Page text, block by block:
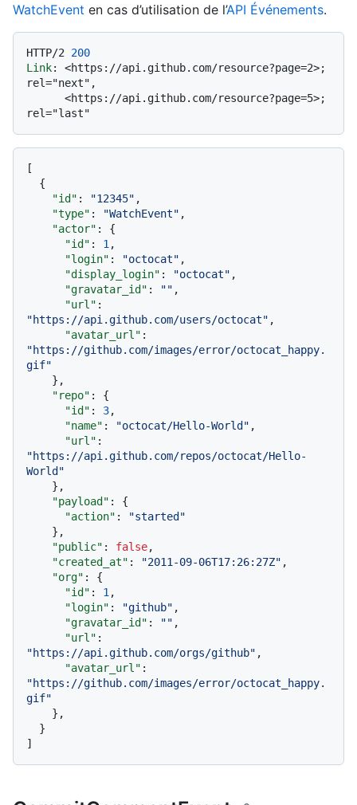
WatchEvent en cas d’utilisation de l’API Événements.
HTTP/2
200
Link: <https://api.github.com/resource?page=2>;
rel="next",
[
{
"id" : "12345" ,
"type" : "WatchEvent" ,
"actor" :
{
"id" : 1 ,
"login" : "octocat" ,
"display_login" : "octocat" ,
"gravatar_id" : "" ,
"url" :
"https://api.github.com/users/octocat" ,
"avatar_url" :
"https://github.com/images/error/octocat_happy.
gif"
} ,
"repo" :
{
"id" : 3,
"name" : "octocat/Hello-World" ,
"url" :
"https://api.github.com/repos/octocat/Hello-
World"
} ,
"payload" :
{
"action" :
"started"
} ,
"public" : false,
"created_at" : "2011-09-06T17:26:27Z" ,
"org" :
{
"id" : 1 ,
"login" : "github" ,
"gravatar_id" : "" ,
"url" :
"https://api.github.com/orgs/github" ,
"avatar_url" :
"https://github.com/images/error/octocat_happy.
gif"
} ,
}
]